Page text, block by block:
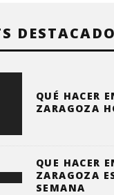
QUÉ HACER
ZARAGOZA
QUE HACER
ZARAGOZA
SEMANA